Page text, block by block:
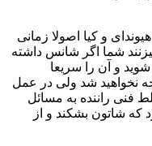
و کیا اصولا زمانی
شما اگر شانس داشته
و آن را سریعا
نخواهید شد ولی در عمل
فنی راننده به مسائل
شاتون بشکند و از